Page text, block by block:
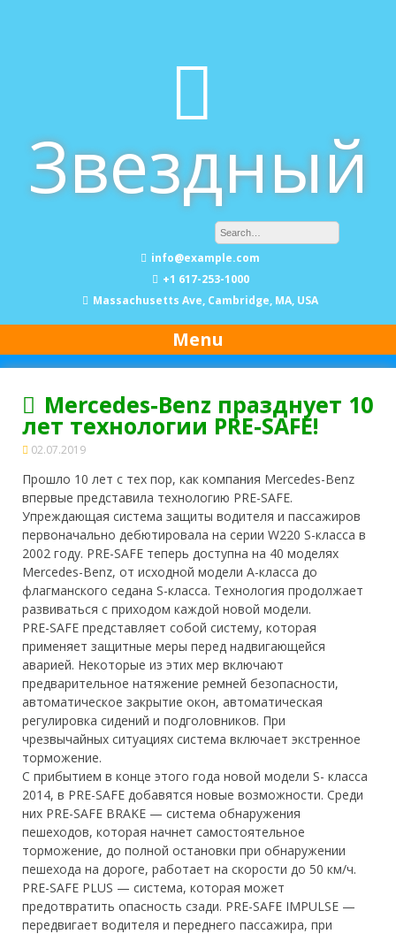
Звездный
info@example.com
+1 617-253-1000
Massachusetts Ave, Cambridge, MA, USA
Menu
Mercedes-Benz празднует 10
лет технологии PRE-SAFE!
02.07.2019
Прошло 10 лет с тех пор, как компания Mercedes-Benz
впервые представила технологию PRE-SAFE.
Упреждающая система защиты водителя и пассажиров
первоначально дебютировала на серии W220 S-класса в
2002 году. PRE-SAFE теперь доступна на 40 моделях
Mercedes-Benz, от исходной модели A-класса до
флагманского седана S-класса. Технология продолжает
развиваться с приходом каждой новой модели.
PRE-SAFE представляет собой систему, которая
применяет защитные меры перед надвигающейся
аварией. Некоторые из этих мер включают
предварительное натяжение ремней безопасности,
автоматическое закрытие окон, автоматическая
регулировка сидений и подголовников. При
чрезвычайных ситуациях система включает экстренное
торможение.
С прибытием в конце этого года новой модели S- класса
2014, в PRE-SAFE добавятся новые возможности. Среди
них PRE-SAFE BRAKE — система обнаружения
пешеходов, которая начнет самостоятельное
торможение, до полной остановки при обнаружении
пешехода на дороге, работает на скорости до 50 км/ч.
PRE-SAFE PLUS — система, которая может
предотвратить опасность сзади. PRE-SAFE IMPULSE —
передвигает водителя и переднего пассажира, при